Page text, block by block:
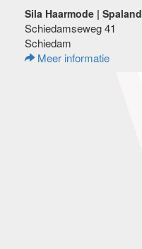
Sila Haarmode | Spaland
Schiedamseweg 41
Schiedam
Meer informatie